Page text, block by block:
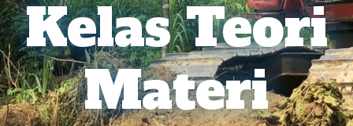
Kelas Teori
Materi